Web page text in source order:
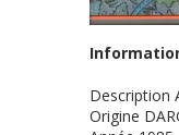
Description
Origine